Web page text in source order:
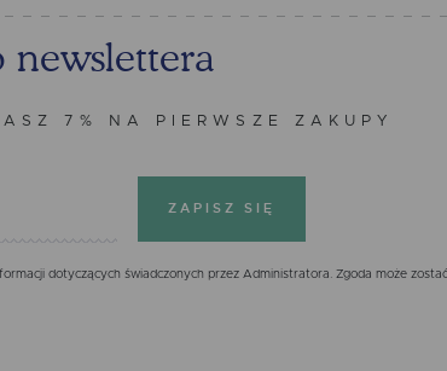
newslettera
7% NA PIERWSZE ZAKUPY
dotyczących świadczonych przez Administratora. Zgoda może